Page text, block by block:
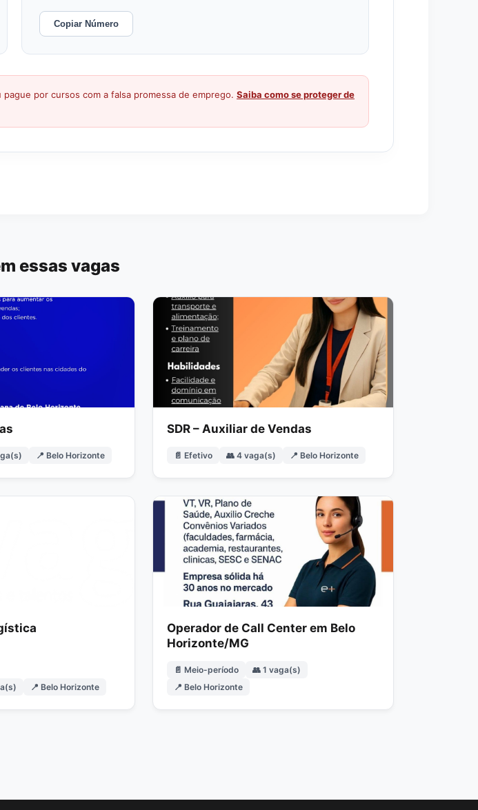
Copiar Número
por cursos com a falsa promessa de emprego. Saiba como se proteger de
essas vagas
📍 Belo Horizonte
SDR – Auxiliar de Vendas
📄 Efetivo 👥 4 vaga(s) 📍 Belo Horizonte
📍 Belo Horizonte
Operador de Call Center em Belo
Horizonte/MG
📄 Meio-período
👥 1 vaga(s)
📍 Belo Horizonte